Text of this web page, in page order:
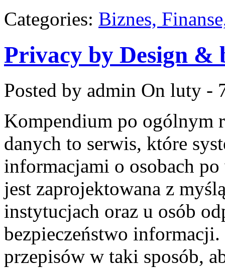
Categories: Biznes,
Privacy by Design &
Posted by admin On luty -
Kompendium po ogólnym
danych to serwis, które
informacjami o osobach
jest zaprojektowana z
instytucjach oraz u osób
bezpieczeństwo
przepisów w taki sposób,